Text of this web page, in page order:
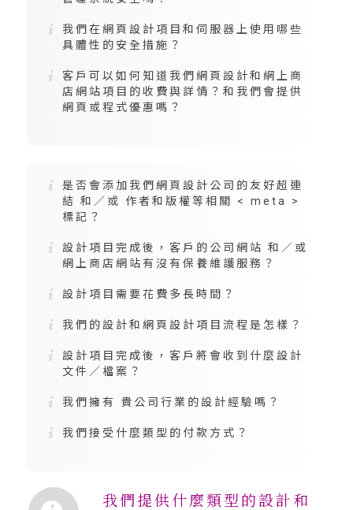
我們在網頁設計項目和伺服器上使用哪些
具體性的安全措施？
客戶可以如何知道我們網頁設計和網上商
店網站項目的收費與詳情？和我們會提供
網頁或程式優惠嗎？
是否會添加我們網頁設計公司的友好超連
結 和／或 作者和版權等相關 < meta >
標記？
設計項目完成後，客戶的公司網站 和／或
網上商店網站有沒有保養維護服務？
設計項目需要花費多長時間？
我們的設計和網頁設計項目流程是怎樣？
設計項目完成後，客戶將會收到什麼設計
文件／檔案？
我們擁有 貴公司行業的設計經驗嗎？
我們接受什麼類型的付款方式？
我們提供什麼類型的設計和